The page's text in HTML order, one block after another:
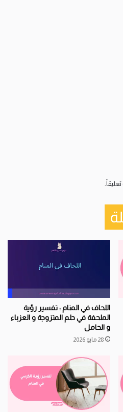
اللحاف في المنام : تفسير رؤية
الملحفة في حلم المتزوجة و العزباء
و الحامل
28 مايو 2026